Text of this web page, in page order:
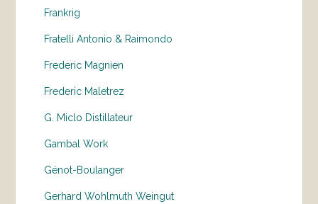
Frankrig
Fratelli Antonio & Raimondo
Frederic Magnien
Frederic Maletrez
G. Miclo Distillateur
Gambal Work
Génot-Boulanger
Gerhard Wohlmuth Weingut